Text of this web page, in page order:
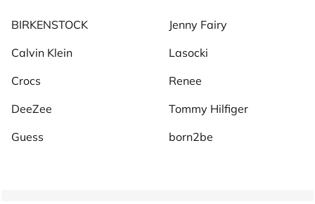
BIRKENSTOCK
Calvin Klein
Crocs
DeeZee
Guess
Jenny Fairy
Lasocki
Renee
Tommy Hilfiger
born2be